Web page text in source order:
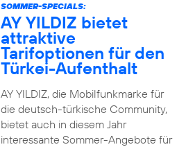
SOMMER-SPECIALS:
AY YILDIZ bietet
attraktive
Tarifoptionen für den
Türkei-Aufenthalt
AY YILDIZ, die Mobilfunkmarke für
die deutsch-türkische Community,
bietet auch in diesem Jahr
interessante Sommer-Angebote für